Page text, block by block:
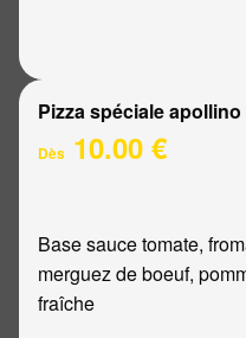
Pizza spéciale apollino
Dès 10.00 €
Base sauce tomate,
merguez de boeuf,
fraîche